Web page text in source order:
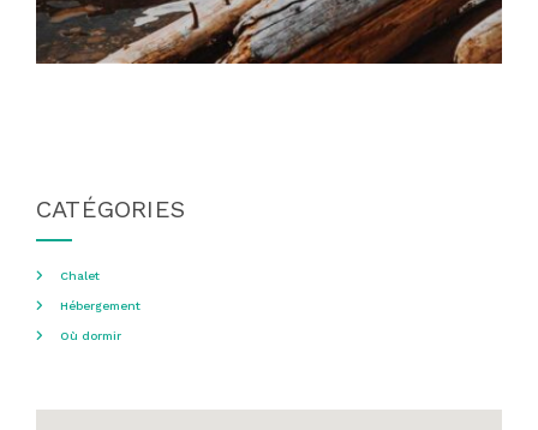
CATÉGORIES
Chalet
Hébergement
Où dormir